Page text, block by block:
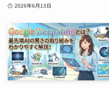
2026年6月13日